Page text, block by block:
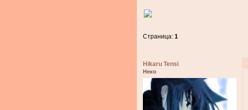
Страница:1
Hikaru Tensi
Неко